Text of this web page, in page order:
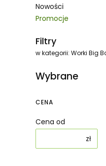
Nowości
Promocje
Filtry
w kategorii: Worki Big
Wybrane
CENA
Cena od
zł